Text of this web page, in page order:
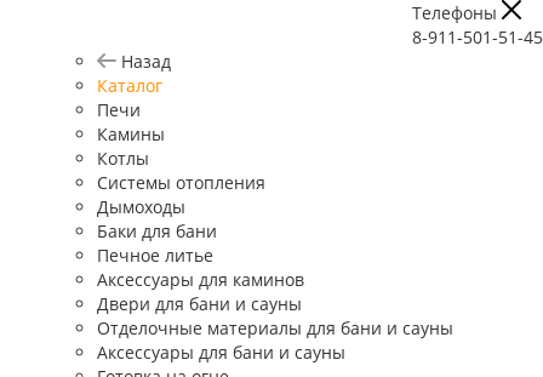
Телефоны
8-911-501-51-45
Назад
Каталог
Печи
Камины
Котлы
Системы отопления
Дымоходы
Баки для бани
Печное литье
Аксессуары для каминов
Двери для бани и сауны
Отделочные материалы для бани и сауны
Аксессуары для бани и сауны